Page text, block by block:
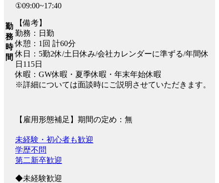
勤
務
時
間
①09:00~17:40
【備考】
勤務：日勤
休憩：1回 計60分
休日：5勤2休/土日休み/会社カレンダーに準ずる/年間休
日115日
休暇：GW休暇・夏季休暇・年末年始休暇
※詳細については面談時にご説明させていただきます。
【雇用形態補足】期間の定め：無
未経験・初心者も歓迎
学歴不問
第二新卒歓迎
◆未経験歓迎